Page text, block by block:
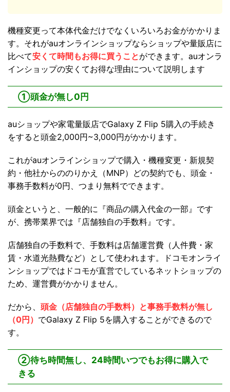
機種変更って本体代金だけでなくいろいろお金がかかりま
す。それがauオンラインショップならショップや量販店に
比べて安くて時間もお得に買うことができます。auオンラ
インショップの安くてお得な理由について説明します
①頭金が無し0円
auショップや家電量販店でGalaxy Z Flip 5購入の手続き
をすると頭金2,000円~3,000円がかかります。
これがauオンラインショップで購入・機種変更・新規契
約・他社からののりかえ（MNP）どの契約でも、頭金・
事務手数料が0円、つまり無料でできます。
頭金というと、一般的に『商品の購入代金の一部』です
が、携帯業界では『店舗独自の手数料』です。
店舗独自の手数料で、手数料は店舗運営費（人件費・家
賃・水道光熱費など）として使われます。ドコモオンライ
ンショップではドコモが直営でしているネットショップの
ため、運営費がかかりません。
だから、 頭金（店舗独自の手数料）と事務手数料が無し
（0円） でGalaxy Z Flip 5を購入することができるので
す。
②待ち時間無し、24時間いつでもお得に購入で
きる